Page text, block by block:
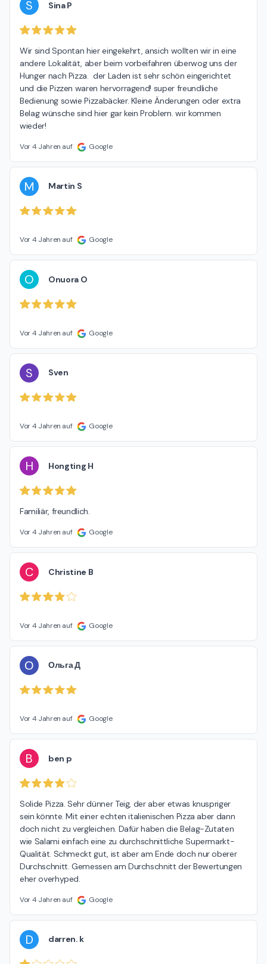
S Sina P
Wir sind Spontan hier eingekehrt, ansich wollten wir in eine
andere Lokalität, aber beim vorbeifahren überwog uns der
Hunger nach Pizza.  der Laden ist sehr schön eingerichtet
und die Pizzen waren hervorragend! super freundliche
Bedienung sowie Pizzabäcker. Kleine Änderungen oder extra
Belag wünsche sind hier gar kein Problem. wir kommen
wieder!
Vor 4 Jahren auf Google
M Martin S
Vor 4 Jahren auf Google
O Onuora O
Vor 4 Jahren auf Google
S Sven
Vor 4 Jahren auf Google
H Hongting H
Familiär, freundlich.
Vor 4 Jahren auf Google
C Christine B
Vor 4 Jahren auf Google
О Ольга Д
Vor 4 Jahren auf Google
B ben p
Solide Pizza. Sehr dünner Teig, der aber etwas knuspriger
sein könnte. Mit einer echten italienischen Pizza aber dann
doch nicht zu vergleichen. Dafür haben die Belag-Zutaten
wie Salami einfach eine zu durchschnittliche Supermarkt-
Qualität. Schmeckt gut, ist aber am Ende doch nur oberer
Durchschnitt. Gemessen am Durchschnitt der Bewertungen
eher overhyped.
Vor 4 Jahren auf Google
D darren. k